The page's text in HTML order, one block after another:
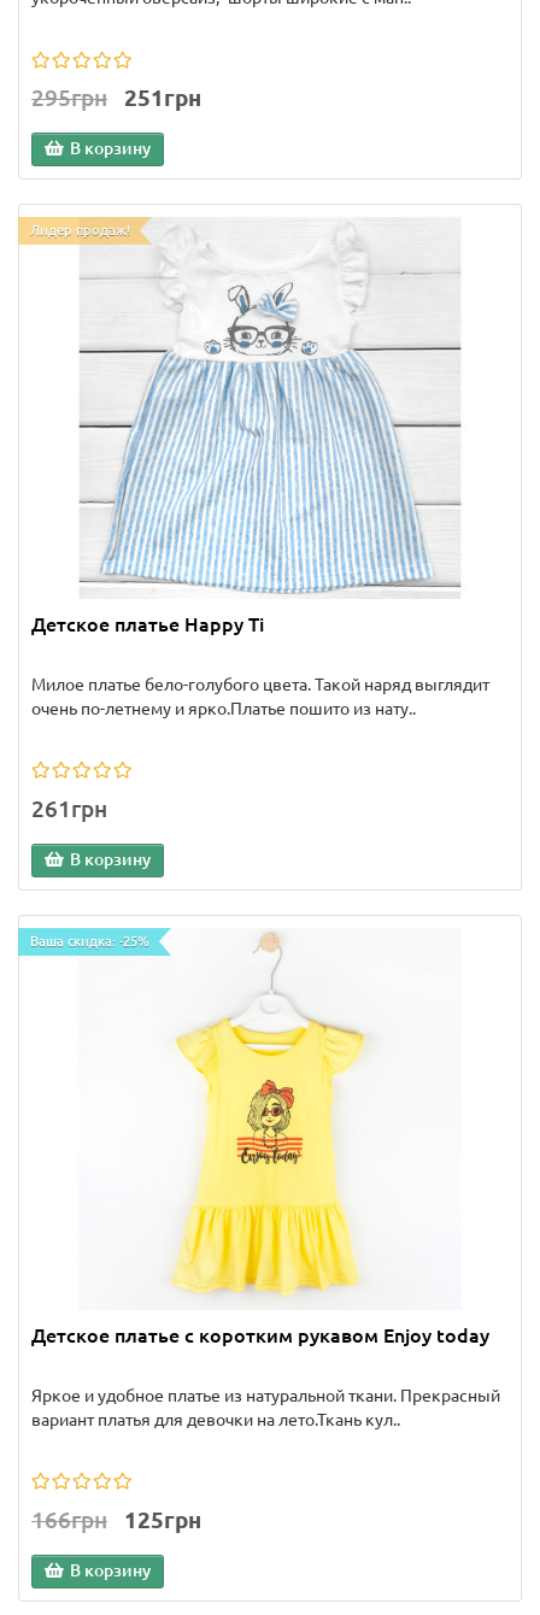
295грн 251грн
В корзину
Лидер продаж!
Детское платье Happy Ti
Милое платье бело-голубого цвета. Такой наряд выглядит
очень по-летнему и ярко.Платье пошито из нату..
261грн
В корзину
Ваша скидка: -25%
Детское платье с коротким рукавом Enjoy today
Яркое и удобное платье из натуральной ткани. Прекрасный
вариант платья для девочки на лето.Ткань кул..
166грн 125грн
В корзину